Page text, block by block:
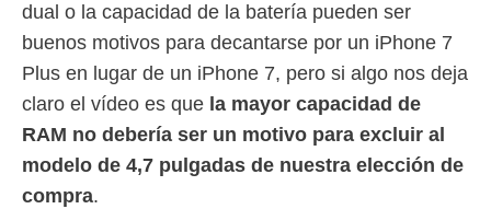
dual o la capacidad de la batería pueden ser
buenos motivos para decantarse por un iPhone 7
Plus en lugar de un iPhone 7, pero si algo nos deja
claro el vídeo es que la mayor capacidad de
RAM no debería ser un motivo para excluir al
modelo de 4,7 pulgadas de nuestra elección de
compra.